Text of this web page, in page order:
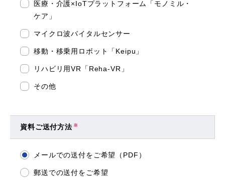
医療・介護×IoTプラットフォーム「モノミル・
ケア」
マイクロ波バイタルセンサー
移動・移乗用ロボット「Keipu」
リハビリ用VR「Reha-VR」
その他
資料ご送付方法 ※
メールでの送付をご希望（PDF）
郵送での送付をご希望